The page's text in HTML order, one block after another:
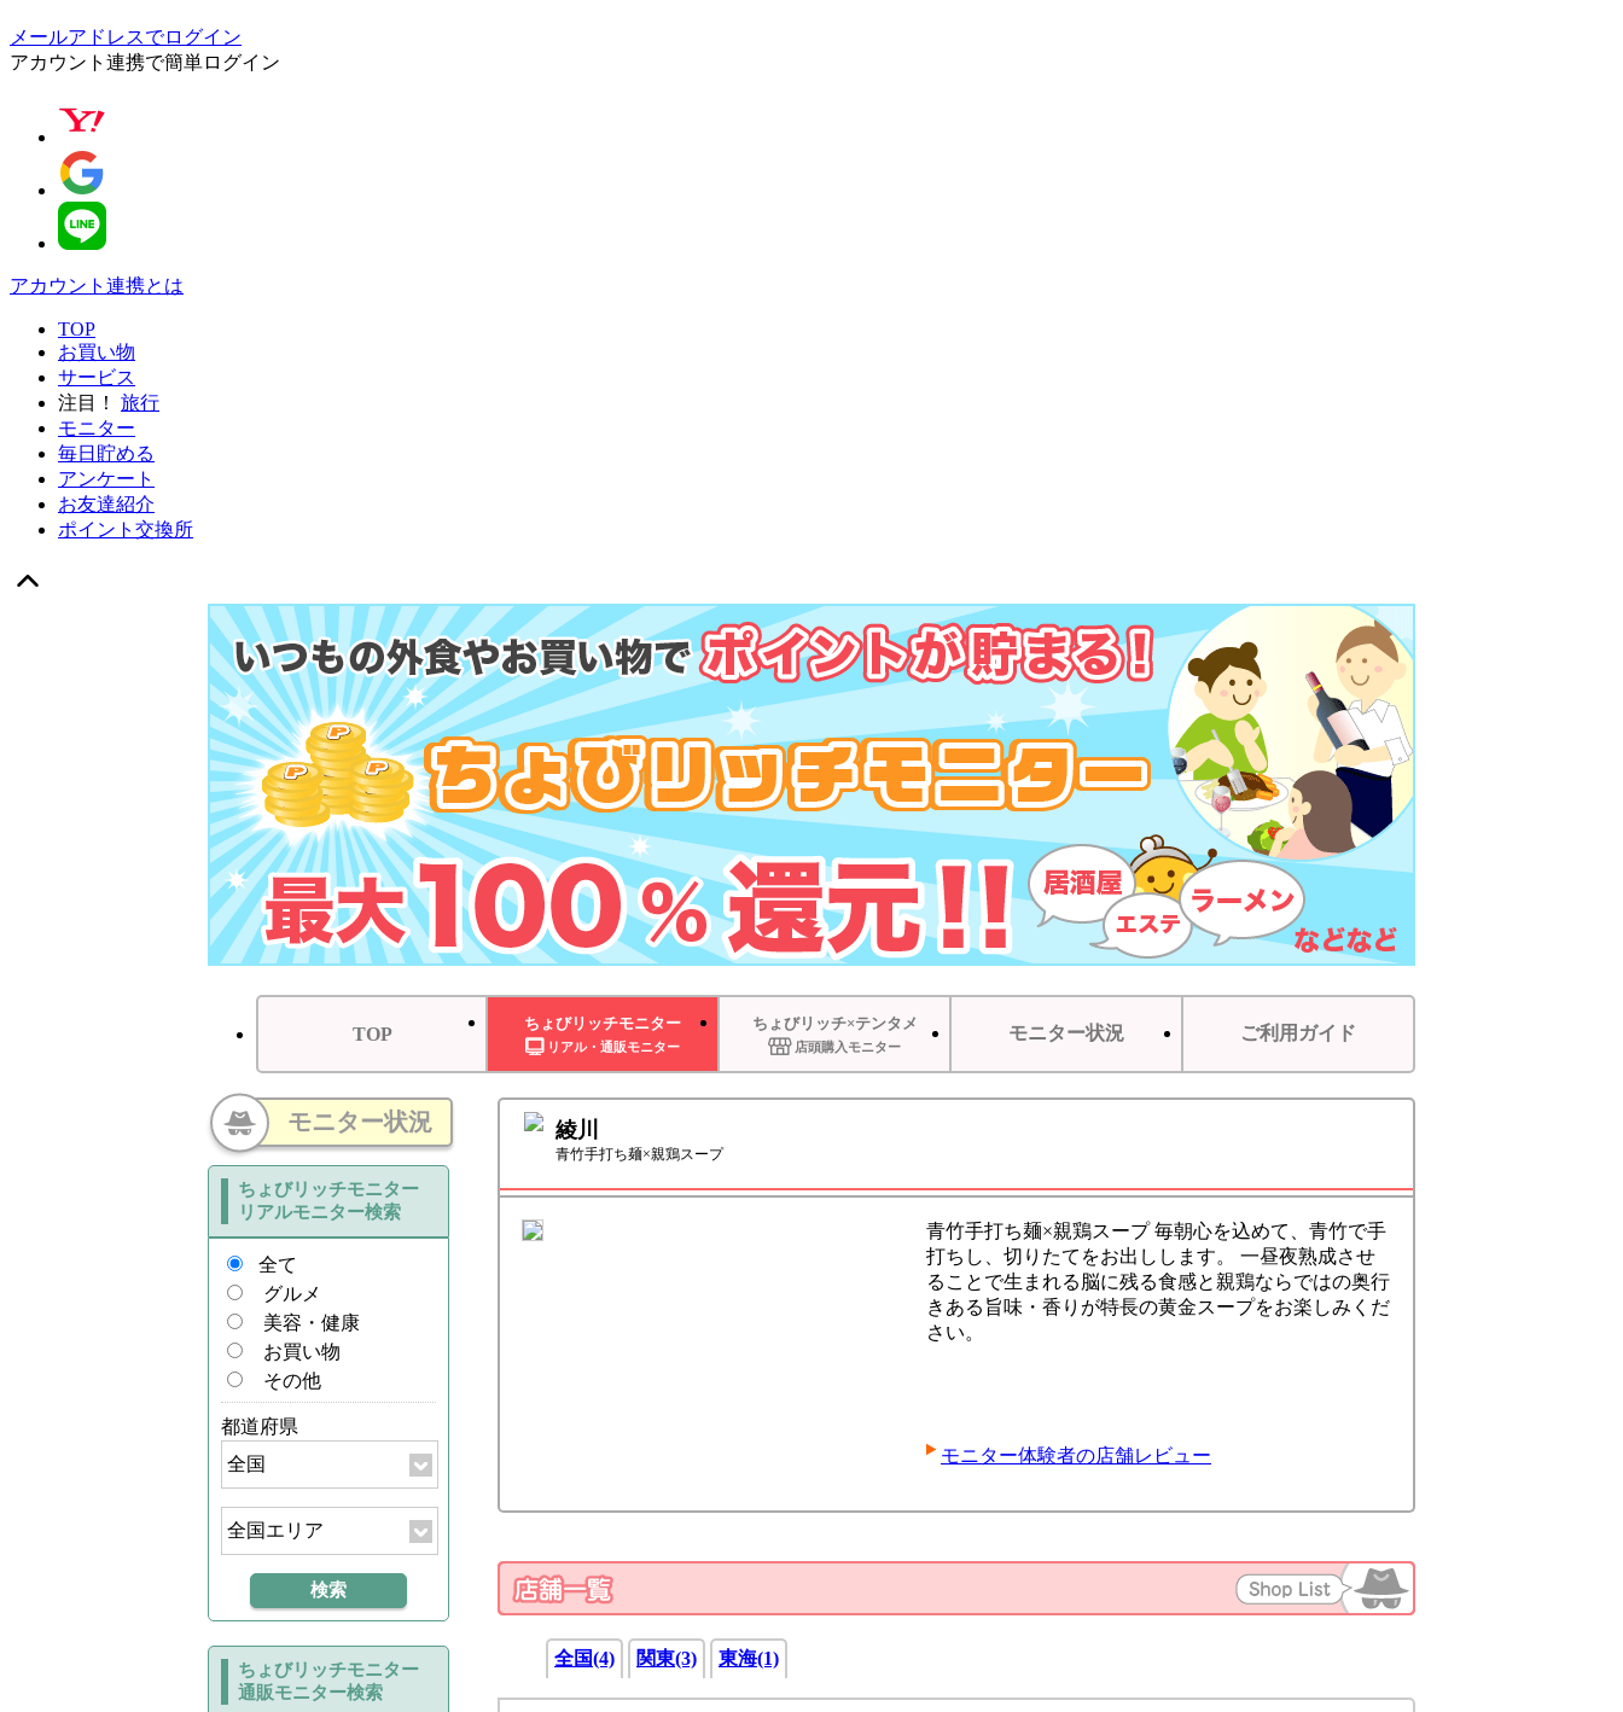
メールアドレスでログイン
アカウント連携で簡単ログイン
アカウント連携とは
TOP
お買い物
サービス
注目！
旅行
モニター
毎日貯める
アンケート
お友達紹介
ポイント交換所
TOP
ちょびリッチモニター
リアル・通販モニター
ちょびリッチ×テンタメ
店頭購入モニター
モニター状況 ご利用ガイド
モニター状況
ちょびリッチモニター
リアルモニター検索
全て
グルメ
美容・健康
お買い物
その他
都道府県
ちょびリッチモニター
通販モニター検索
綾川
青竹手打ち麺×親鶏スープ
青竹手打ち麺×親鶏スープ 毎朝心を込めて、青竹で手
打ちし、切りたてをお出しします。 一昼夜熟成させ
ることで生まれる脳に残る食感と親鶏ならではの奥行
きある旨味・香りが特長の黄金スープをお楽しみくだ
さい。
モニター体験者の店舗レビュー
全国(4) 関東(3) 東海(1)